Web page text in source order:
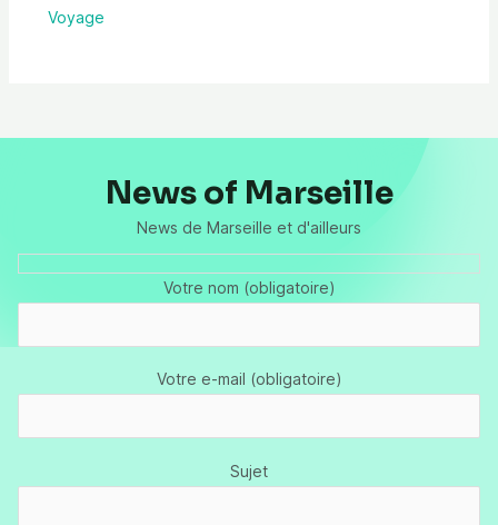
Voyage
News of Marseille
News de Marseille et d'ailleurs
Votre nom (obligatoire)
Votre e-mail (obligatoire)
Sujet